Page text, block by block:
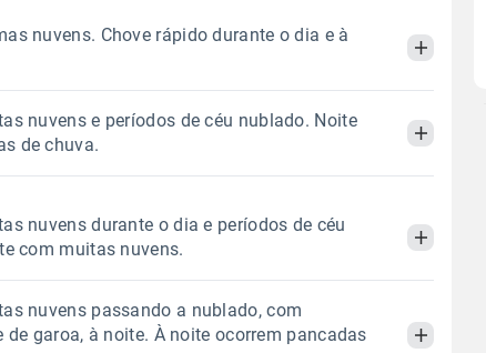
nuvens. Chove rápido durante o dia e à
Manhã Tarde
5.2mm
78% de chance
07:08h às 18:06h
Minguante
nuvens e períodos de céu nublado. Noite
de chuva.
Tarde Noite
Chuva
0.1mm
50% de chance
Umidade do ar
63%
nuvens durante o dia e períodos de céu
com muitas nuvens.
Manhã Noite
nuvens passando a nublado, com
de garoa, à noite. À noite ocorrem pancadas